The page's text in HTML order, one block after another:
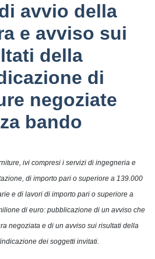
avvio della
e avviso sui
della
di
negoziate
bando
ivi compresi i servizi di ingegneria e
di importo pari o superiore a 139.000
e di lavori di importo pari o superiore a
di euro: pubblicazione di un avviso che
negoziata e di un avviso sui risultati della
dei soggetti invitati.